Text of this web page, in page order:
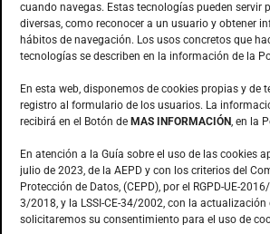
cuando navegas. Estas tecnologías pueden servir
diversas, como reconocer a un usuario y obtener
hábitos de navegación. Los usos concretos que
tecnologías se describen en la información de la
En esta web, disponemos de cookies propias y de
registro al formulario de los usuarios. La
recibirá en el Botón de MAS INFORMACIÓN, en la
En atención a la Guía sobre el uso de las cookies
julio de 2023, de la AEPD y con los criterios del
Protección de Datos, (CEPD), por el RGPD-UE-
3/2018, y la LSSI-CE-34/2002, con la
solicitaremos su consentimiento para el uso de
Anoia, 1 nave 8 · Pol. Ind. Can
Subirà
08130 – Santa Perpètua de
(Barcelona)
CONTACTO
935.603.166